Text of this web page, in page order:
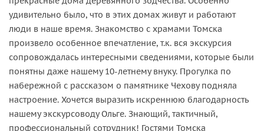
удивительно было, что в этих домах живут и работают
люди в наше время. Знакомство с храмами Томска
произвело особенное впечатление, т.к. вся экскурсия
сопровождалась интересными сведениями, которые были
понятны даже нашему 10-летнему внуку. Прогулка по
набережной с рассказом о памятнике Чехову подняла
настроение. Хочется выразить искреннюю благодарность
нашему экскурсоводу Ольге. Знающий, тактичный,
профессиональный сотрудник! Гостями Томска